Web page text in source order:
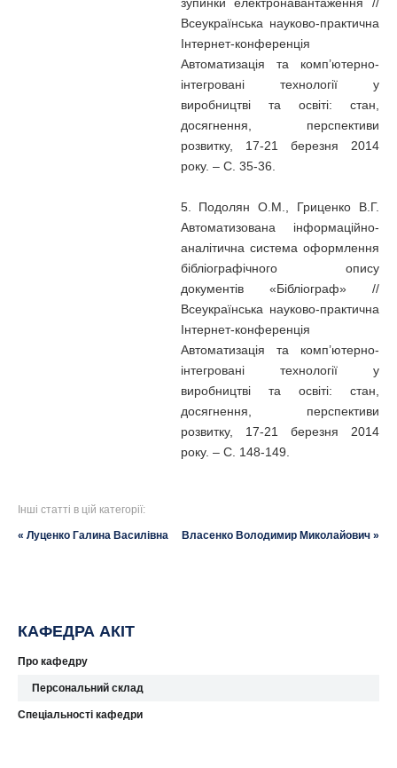
Всеукраїнська науково-практична
Iнтернет-конференція
Автоматизація та комп’ютерно-
інтегровані технології у
виробництві та освіті: стан,
досягнення, перспективи
розвитку, 17-21 березня 2014
року. – С. 35-36.
5. Подолян О.М., Гриценко В.Г.
Автоматизована інформаційно-
аналітична система оформлення
бібліографічного опису
документів «Бібліограф» //
Всеукраїнська науково-практична
Iнтернет-конференція
Автоматизація та комп’ютерно-
інтегровані технології у
виробництві та освіті: стан,
досягнення, перспективи
розвитку, 17-21 березня 2014
року. – С. 148-149.
Інші статті в цій категорії:
« Луценко Галина Василівна Власенко Володимир Миколайович »
КАФЕДРА АКІТ
Про кафедру
Персональний склад
Спеціальності кафедри